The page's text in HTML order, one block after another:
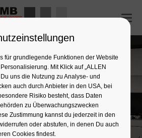
für grundlegende Funktionen der Website
Mit Klick auf „ALLEN
uns die Nutzung zu Analyse- und
auch durch Anbieter in den USA, bei
Risiko besteht, dass Daten
zu Überwachungszwecken
Zustimmung kannst du jederzeit in den
oder abstufen, in denen Du auch
Cookies findest.